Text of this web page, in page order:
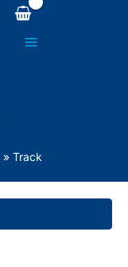
Track